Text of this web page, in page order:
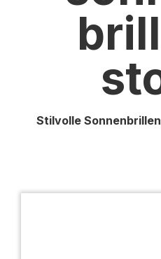
Stilvolle